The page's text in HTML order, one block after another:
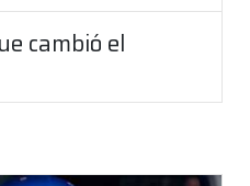
cambió el